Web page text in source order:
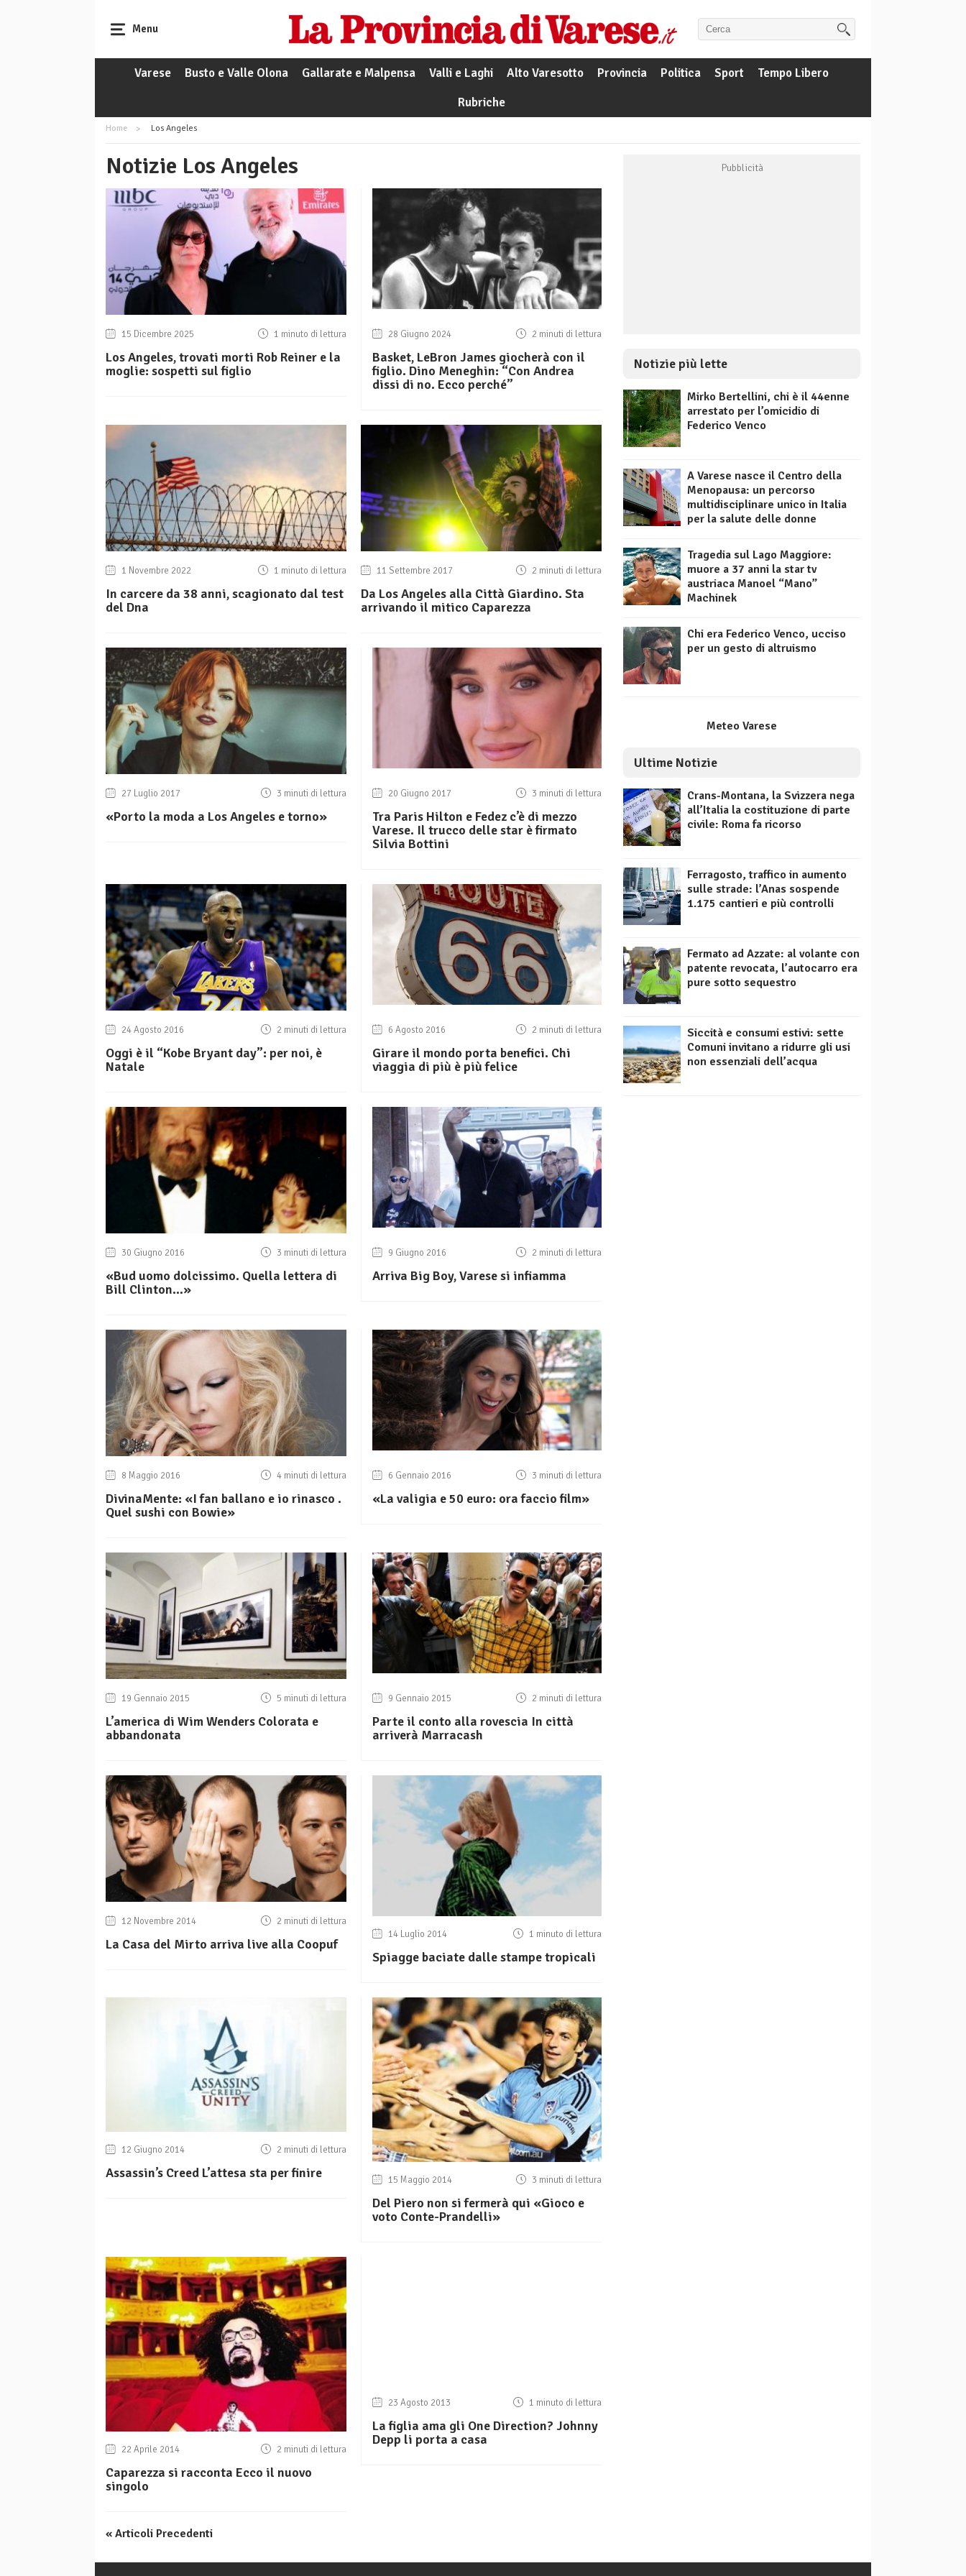
Menu
Varese Busto e Valle Olona Gallarate e Malpensa Valli e Laghi Alto Varesotto Provincia Politica Sport
Tempo Libero
Rubriche
Home Los Angeles
Notizie Los Angeles
15 Dicembre 2025 1 minuto di lettura
Los Angeles, trovati morti Rob Reiner e la
moglie: sospetti sul figlio
28 Giugno 2024 2 minuti di lettura
Basket, LeBron James giocherà con il
figlio. Dino Meneghin: “Con Andrea
dissi di no. Ecco perché”
1 Novembre 2022 1 minuto di lettura
In carcere da 38 anni, scagionato dal test
del Dna
11 Settembre 2017 2 minuti di lettura
Da Los Angeles alla Città Giardino. Sta
arrivando il mitico Caparezza
27 Luglio 2017 3 minuti di lettura
«Porto la moda a Los Angeles e torno»
20 Giugno 2017 3 minuti di lettura
Tra Paris Hilton e Fedez c’è di mezzo
Varese. Il trucco delle star è firmato
Silvia Bottini
24 Agosto 2016 2 minuti di lettura
Oggi è il “Kobe Bryant day”: per noi, è
Natale
6 Agosto 2016 2 minuti di lettura
Girare il mondo porta benefici. Chi
viaggia di più è più felice
30 Giugno 2016 3 minuti di lettura
«Bud uomo dolcissimo. Quella lettera di
Bill Clinton…»
9 Giugno 2016 2 minuti di lettura
Arriva Big Boy, Varese si infiamma
8 Maggio 2016 4 minuti di lettura
DivinaMente: «I fan ballano e io rinasco .
Quel sushi con Bowie»
6 Gennaio 2016 3 minuti di lettura
«La valigia e 50 euro: ora faccio film»
19 Gennaio 2015 5 minuti di lettura
L’america di Wim Wenders Colorata e
abbandonata
9 Gennaio 2015 2 minuti di lettura
Parte il conto alla rovescia In città
arriverà Marracash
12 Novembre 2014 2 minuti di lettura
La Casa del Mirto arriva live alla Coopuf
14 Luglio 2014 1 minuto di lettura
Spiagge baciate dalle stampe tropicali
12 Giugno 2014 2 minuti di lettura
Assassin’s Creed L’attesa sta per finire 15 Maggio 2014 3 minuti di lettura
Del Piero non si fermerà qui «Gioco e
voto Conte-Prandelli»
22 Aprile 2014 2 minuti di lettura
Caparezza si racconta Ecco il nuovo
singolo
23 Agosto 2013 1 minuto di lettura
La figlia ama gli One Direction? Johnny
Depp li porta a casa
« Articoli Precedenti
Notizie più lette
Mirko Bertellini, chi è il 44enne
arrestato per l’omicidio di
Federico Venco
A Varese nasce il Centro della
Menopausa: un percorso
multidisciplinare unico in Italia
per la salute delle donne
Tragedia sul Lago Maggiore:
muore a 37 anni la star tv
austriaca Manoel “Mano”
Machinek
Chi era Federico Venco, ucciso
per un gesto di altruismo
Meteo Varese
Ultime Notizie
Crans-Montana, la Svizzera nega
all’Italia la costituzione di parte
civile: Roma fa ricorso
Ferragosto, traffico in aumento
sulle strade: l’Anas sospende
1.175 cantieri e più controlli
Fermato ad Azzate: al volante con
patente revocata, l’autocarro era
pure sotto sequestro
Siccità e consumi estivi: sette
Comuni invitano a ridurre gli usi
non essenziali dell’acqua